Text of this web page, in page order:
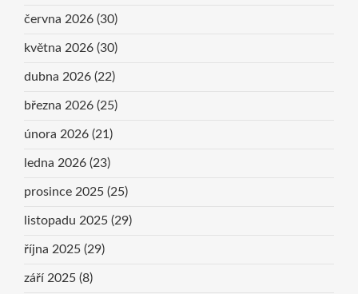
června 2026 (30)
května 2026 (30)
dubna 2026 (22)
března 2026 (25)
února 2026 (21)
ledna 2026 (23)
prosince 2025 (25)
listopadu 2025 (29)
října 2025 (29)
září 2025 (8)